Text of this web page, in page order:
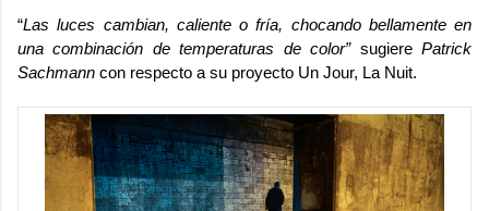
“Las luces cambian, caliente o fría, chocando bellamente en
una combinación de temperaturas de color”sugierePatrick
Sachmann con respecto a su proyecto Un Jour, La Nuit.